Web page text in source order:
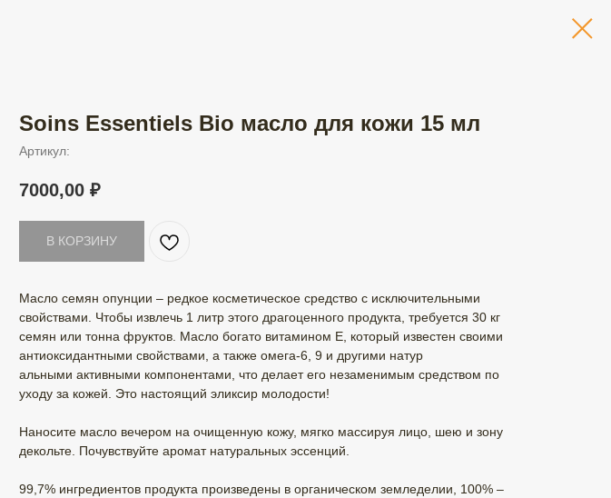
Soins Essentiels Bio масло для кожи 15 мл
Артикул:
7000,00 ₽
В КОРЗИНУ
Масло семян опунции – редкое косметическое средство с исключительными
свойствами. Чтобы извлечь 1 литр этого драгоценного продукта, требуется 30 кг
семян или тонна фруктов. Масло богато витамином Е, который известен своими
антиоксидантными свойствами, а также омега-6, 9 и другими натур
альными активными компонентами, что делает его незаменимым средством по
уходу за кожей. Это настоящий эликсир молодости!
Наносите масло вечером на очищенную кожу, мягко массируя лицо, шею и зону
декольте. Почувствуйте аромат натуральных эссенций.
99,7% ингредиентов продукта произведены в органическом земледелии, 100% –